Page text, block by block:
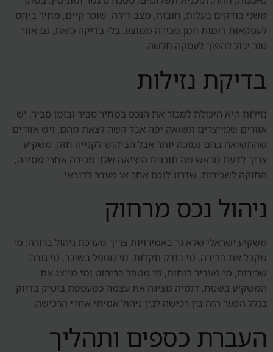
משני בודקים בעלות, חובות, מצב דירה, שוכר קיים, מחיר ביחס
לעסקאות דומות וזמן מכירה ממוצע. בלי בדיקה כזאת, גם אזור
טוב יכול להפוך לעסקה חלשה.
בדיקת נזילות
נזילות היא היכולת למכור את הנכס במחיר סביר ובזמן סביר. יש
אזורים שמייצרים תשואה יפה אבל קשה לצאת מהם, ויש אזורים
שהתשואה בהם נמוכה יותר אבל הביקוש לקנייה חזק. משקיע
צריך לדעת מראש מה תוכנית היציאה שלו: מכירה אחרי מסירה,
החזקה לשכירות, שדרוג לנכס אחר או מעבר לדובאי.
ניהול נכס מרחוק
משקיע ישראלי שלא גר באמירויות צריך מערכת ניהול ברורה: מי
מקבל את הדירה, מי בודק תקלות, מי מטפל בשוכר, מי גובה
שכירות, מי מעביר דוחות, מי מטפל בריהוט ומי מייצג את
המשקיע בשטח. דנסיה מציגה את עצמה כמעטפת בוטיק בדיוק
בגלל הפער הזה בין רכישה לבין ניהול אמיתי אחרי הרכישה.
העברת כספים ותהליך